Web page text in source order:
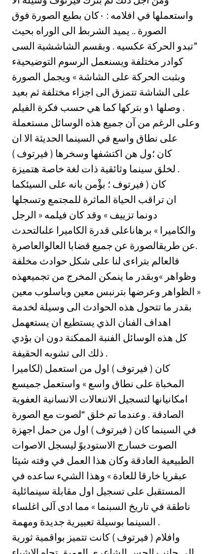
واستعملها في افلامه : ٠كان‏ بطبع الصورة فوق
الصورة .. يميد الشربط الى الوراه بحيث
تبدو الحركة عكسيه . وبقسم الشاششية السى”
كوادر مختلفة ويسنعمل الرسوم التوضيحيةء
وبثبت الحركة على الشاشة » ويجمل الصورة
على الشاشة تتمزق الى اجزاء مختلفة ثم بعيد
وصلها ١و‏ بتركها كما هي حسب فكرة الفيلم .
وعلى الرغم من آن جميع هذه الوسائل مستعملة
على نطاق واسع في السينما الحديثة الا ان
( فيرتوف ) كان ؛ول هن اكتشفها وسخرها
لخلق سينما وثائقية ذات لغة خاصة هتميزة .
كان ( فيرتوف ؛ بؤْمن بانه على السيئكما
ان تراقب الحياة الماثرة للمجتمع وتسجلها
دونما تزييف » وقد كان فيلمه « الرجل
والكاميرا » برهاناعلى قدرة الكاميرا علىالتحدث
عن طريقالصورة عن جميع قضابا العالوالعاصرة.
فالعالم بتراءى لنا على شكل حوادث مخلفة
وظواهر »وبقدر ما ينمكن المخرج من تجميعهذه
الظواهر وعرضها بترنبس معين وباسلوب معين »
بقدر ما تتحول هذه الحوادث الى وسيلة لخدمة
اهداف الفنان الذي يستطيع ان يستعهمل
كل هذه الوسائل الفنبة الممكنة دون ان بؤدي
ذلك الى تشوبه الحقيفة .
كان ( فيرتوف ) اول من استعمل (لكاميرا
المخباة على نطاق واسع » واستعمل جميسع
امكانيانها لتسجيل الاننعالات الانسانية العفوية
الصادقة . وعندما تم خلق “لصوت مع الصورة
في السينما كان ( فيرتوف ) اول من حمل اجهزة
الصوت خسارج الاستوديوً ليسجل الاصوات
الطبيعية العادقة وكان هذا العمل في وفته شيئا
عبقريا خارقا للعادة » وهذا الشيء ساعده في
المستقبل على تسجيل اول مقابلة سينمائلية
ناطقة في تاريخ السبنما » مما ادى آلى اغلساء
السينما بوسيلة تعبيرية جديدة ومهمة .
وافلام ( فيرتوف ) كانت تتميز بواقمية ثورية